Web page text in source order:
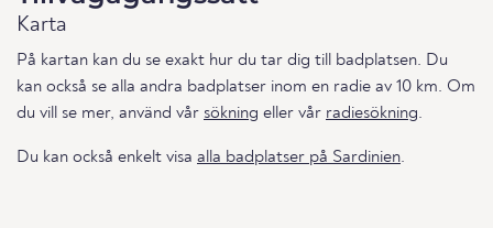
Karta
På kartan kan du se exakt hur du tar dig till badplatsen. Du
kan också se alla andra badplatser inom en radie av 10 km. Om
du vill se mer, använd vår sökning eller vår radiesökning.
Du kan också enkelt visa alla badplatser på Sardinien.